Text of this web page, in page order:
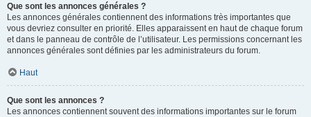
Que sont les annonces générales ?
Les annonces générales contiennent des informations très importantes que
vous devriez consulter en priorité. Elles apparaissent en haut de chaque forum
et dans le panneau de contrôle de l’utilisateur. Les permissions concernant les
annonces générales sont définies par les administrateurs du forum.
Haut
Que sont les annonces ?
Les annonces contiennent souvent des informations importantes sur le forum